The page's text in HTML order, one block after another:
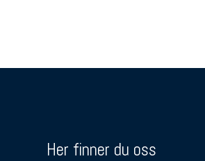
Her finner du oss